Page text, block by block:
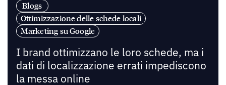
Blogs
Ottimizzazione delle schede locali
Marketing su Google
I brand ottimizzano le loro schede, ma i
dati di localizzazione errati impediscono
la messa online